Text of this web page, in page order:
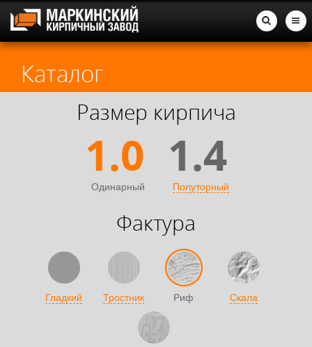
Каталог
Размер кирпича
1.0
Одинарный
1.4
Полуторный
Фактура
Гладкий Тростник Риф Скала